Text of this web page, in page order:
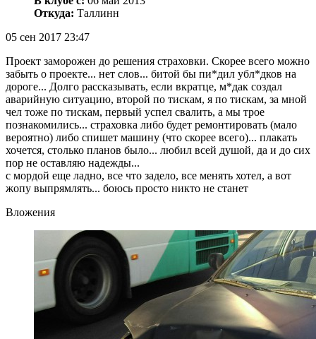
Откуда: Таллинн
05 сен 2017 23:47
Проект заморожен до решения страховки. Скорее всего можно
забыть о проекте... нет слов... битой бы пи*дил убл*дков на
дороге... Долго рассказывать, если вкратце, м*дак создал
аварийную ситуацию, второй по тискам, я по тискам, за мной
чел тоже по тискам, первый успел свалить, а мы трое
познакомились... страховка либо будет ремонтировать (мало
вероятно) либо спишет машину (что скорее всего)... плакать
хочется, столько планов было... любил всей душой, да и до сих
пор не оставляю надежды...
с мордой еще ладно, все что задело, все менять хотел, а вот
жопу выпрямлять... боюсь просто никто не станет
Вложения